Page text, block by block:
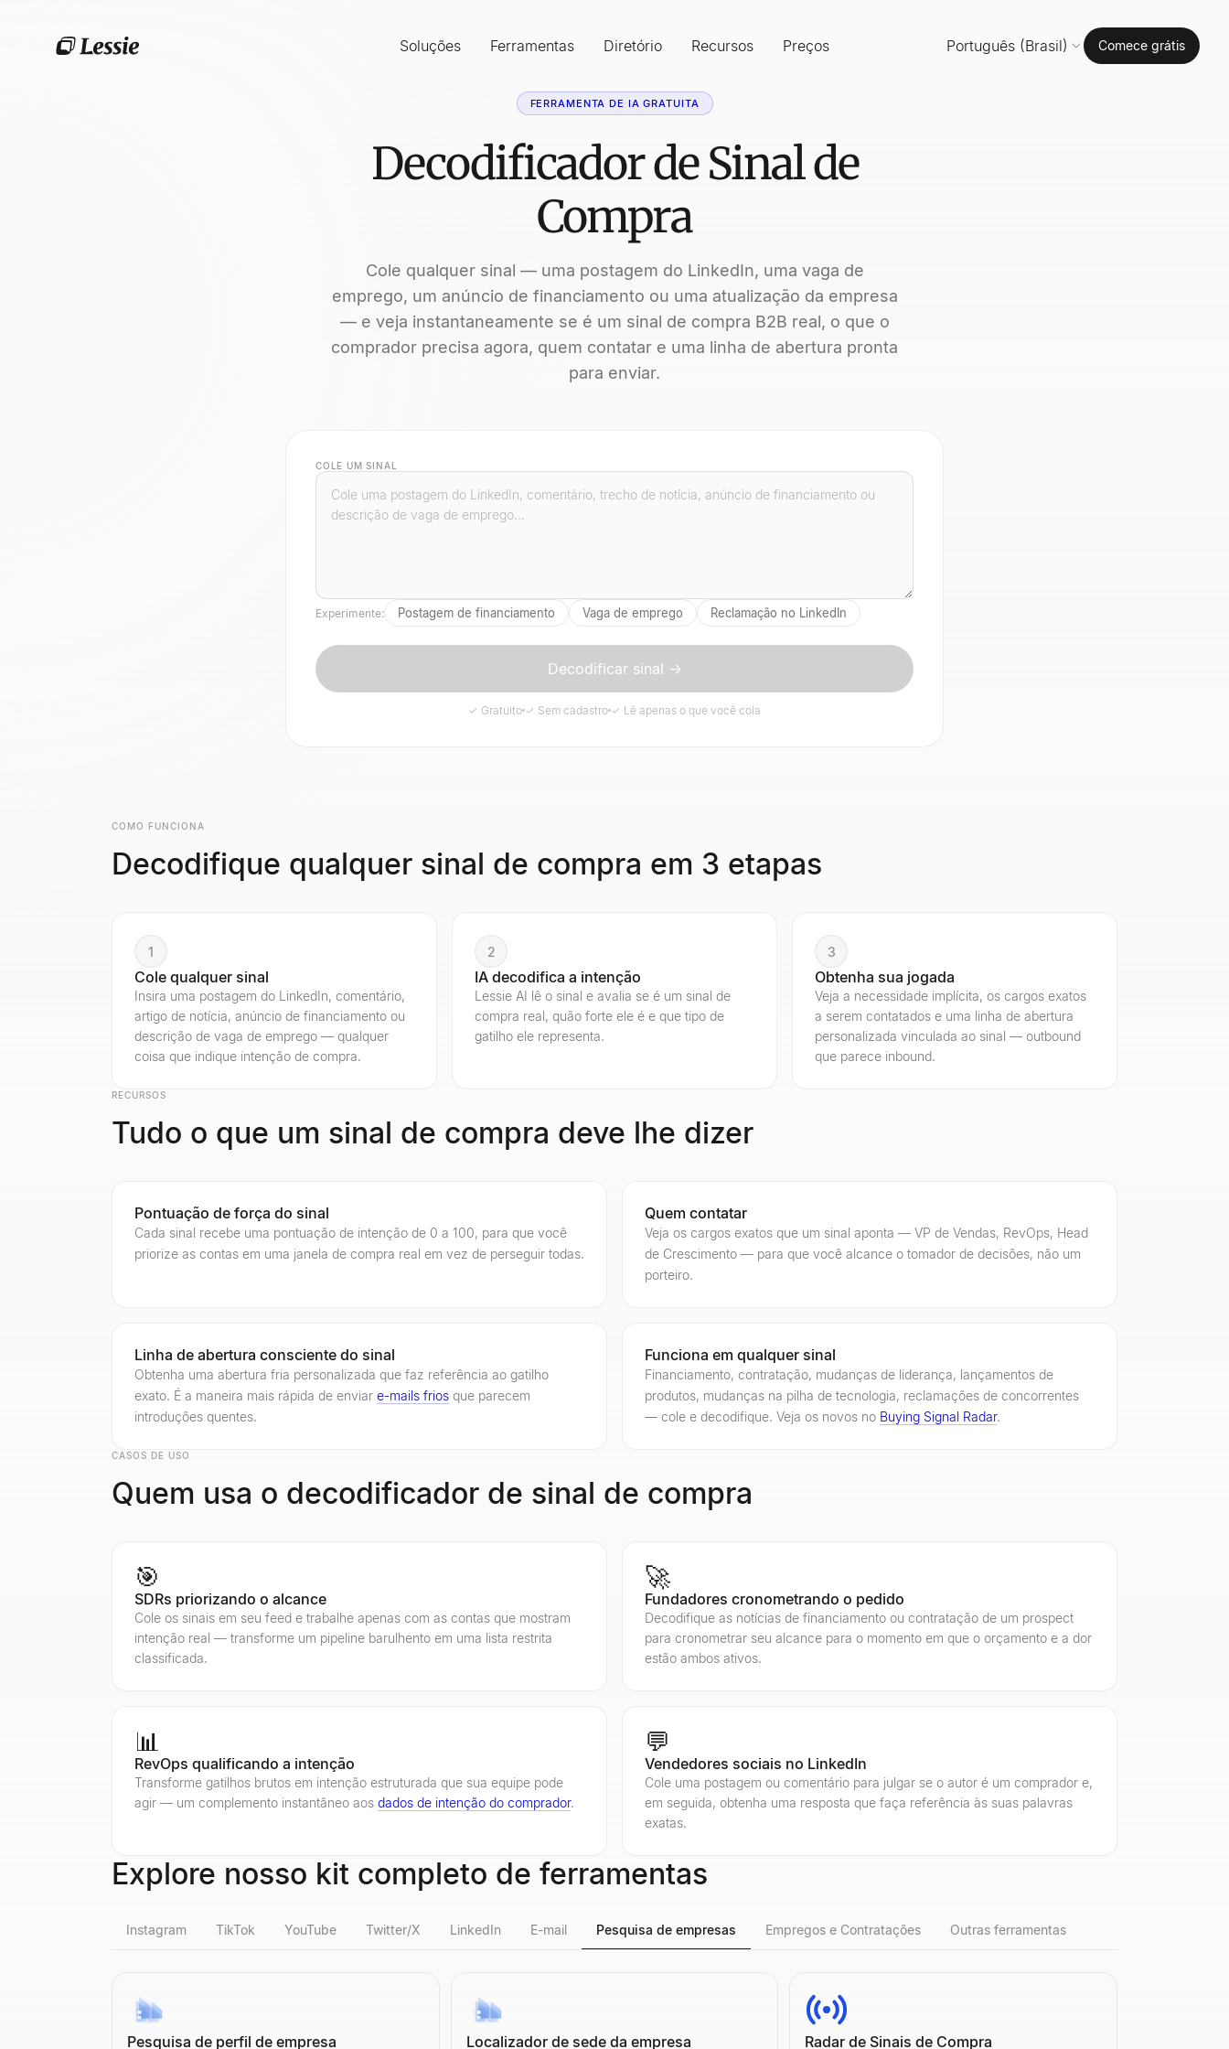
Soluções Ferramentas Diretório Recursos Preços Português (Brasil) Comece grátis
FERRAMENTA DE IA GRATUITA
Decodificador de Sinal de
Compra
Cole qualquer sinal — uma postagem do LinkedIn, uma vaga de
emprego, um anúncio de financiamento ou uma atualização da empresa
— e veja instantaneamente se é um sinal de compra B2B real, o que o
comprador precisa agora, quem contatar e uma linha de abertura pronta
para enviar.
COLE UM SINAL
Experimente: Postagem de financiamento Vaga de emprego Reclamação no LinkedIn
Decodificar sinal →
✓ Gratuito ✓ Sem cadastro ✓ Lê apenas o que você cola
COMO FUNCIONA
Decodifique qualquer sinal de compra em 3 etapas
1
Cole qualquer sinal
Insira uma postagem do LinkedIn, comentário,
artigo de notícia, anúncio de financiamento ou
descrição de vaga de emprego — qualquer
coisa que indique intenção de compra.
2
IA decodifica a intenção
Lessie AI lê o sinal e avalia se é um sinal de
compra real, quão forte ele é e que tipo de
gatilho ele representa.
3
Obtenha sua jogada
Veja a necessidade implícita, os cargos exatos
a serem contatados e uma linha de abertura
personalizada vinculada ao sinal — outbound
que parece inbound.
RECURSOS
Tudo o que um sinal de compra deve lhe dizer
Pontuação de força do sinal
Cada sinal recebe uma pontuação de intenção de 0 a 100, para que você
priorize as contas em uma janela de compra real em vez de perseguir todas.
Quem contatar
Veja os cargos exatos que um sinal aponta — VP de Vendas, RevOps, Head
de Crescimento — para que você alcance o tomador de decisões, não um
porteiro.
Linha de abertura consciente do sinal
Obtenha uma abertura fria personalizada que faz referência ao gatilho
exato. É a maneira mais rápida de enviar e-mails frios que parecem
introduções quentes.
Funciona em qualquer sinal
Financiamento, contratação, mudanças de liderança, lançamentos de
produtos, mudanças na pilha de tecnologia, reclamações de concorrentes
— cole e decodifique. Veja os novos no Buying Signal Radar.
CASOS DE USO
Quem usa o decodificador de sinal de compra
🎯
SDRs priorizando o alcance
Cole os sinais em seu feed e trabalhe apenas com as contas que mostram
intenção real — transforme um pipeline barulhento em uma lista restrita
classificada.
🚀
Fundadores cronometrando o pedido
Decodifique as notícias de financiamento ou contratação de um prospect
para cronometrar seu alcance para o momento em que o orçamento e a dor
estão ambos ativos.
📊
RevOps qualificando a intenção
Transforme gatilhos brutos em intenção estruturada que sua equipe pode
agir — um complemento instantâneo aos dados de intenção do comprador.
💬
Vendedores sociais no LinkedIn
Cole uma postagem ou comentário para julgar se o autor é um comprador e,
em seguida, obtenha uma resposta que faça referência às suas palavras
exatas.
Explore nosso kit completo de ferramentas
Instagram TikTok YouTube Twitter/X LinkedIn E-mail Pesquisa de empresas Empregos e Contratações Outras ferramentas
Verificação de seguidores falsos no Instagram
Verificação de seguidores falsos no TikTok
Contagem de seguidores do YouTube
Visualizador de Perfis X
Qualificador de Leads do LinkedIn
Verificador de email em massa
Pesquisa de perfil de empresa Localizador de sede da empresa Radar de Sinais de Compra